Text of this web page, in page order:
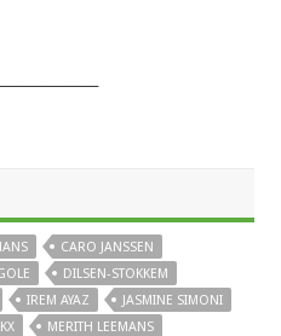
CARO JANSSEN
DILSEN-STOKKEM
IREM AYAZ
JASMINE SIMONI
MERITH LEEMANS